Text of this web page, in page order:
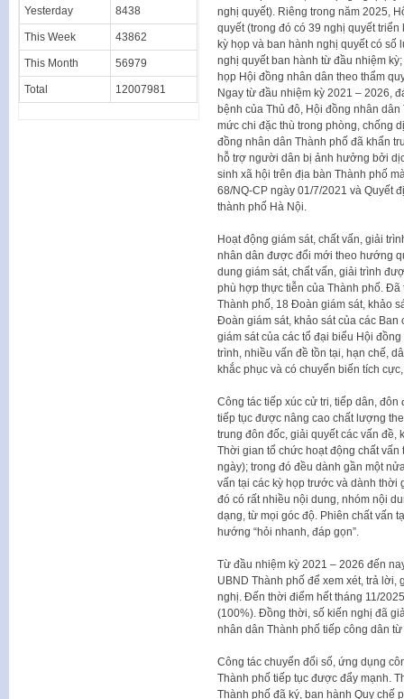
nghị quyết). Riêng trong năm 2025,
quyết (trong đó có 39 nghị quyết
kỳ họp và ban hành nghị quyết có
nghị quyết ban hành từ đầu nhiệm
họp Hội đồng nhân dân theo thẩm
Ngay từ đầu nhiệm kỳ 2021 – 2026,
bệnh của Thủ đô, Hội đồng nhân
mức chi đặc thù trong phòng, chống
đồng nhân dân Thành phố đã khẩn
hỗ trợ người dân bị ảnh hưởng bởi
sinh xã hội trên địa bàn Thành phố
68/NQ-CP ngày 01/7/2021 và Quyết
thành phố Hà Nội.
Hoạt động giám sát, chất vấn, giải
nhân dân được đổi mới theo hướng
dung giám sát, chất vấn, giải trình
phù hợp thực tiễn của Thành phố.
Thành phố, 18 Đoàn giám sát, khảo
Đoàn giám sát, khảo sát của các
giám sát của các tổ đại biểu Hội
trình, nhiều vấn đề tồn tại, hạn chế,
khắc phục và có chuyển biến tích
Công tác tiếp xúc cử tri, tiếp dân,
tiếp tục được nâng cao chất lượng
trung đôn đốc, giải quyết các vấn đề,
Thời gian tổ chức hoạt động chất
ngày); trong đó đều dành gần một
vấn tại các kỳ họp trước và dành thời
đó có rất nhiều nội dung, nhóm nội
dạng, từ mọi góc độ. Phiên chất vấn
hướng “hỏi nhanh, đáp gọn”.
Từ đầu nhiệm kỳ 2021 – 2026 đến
UBND Thành phố để xem xét, trả
nghị. Đến thời điểm hết tháng 11/
(100%). Đồng thời, số kiến nghị đã
nhân dân Thành phố tiếp công dân
Công tác chuyển đổi số, ứng dụng
Thành phố tiếp tục được đẩy mạnh.
Thành phố đã ký, ban hành Quy chế
Yesterday 8438
This Week 43862
This Month 56979
Total 12007981